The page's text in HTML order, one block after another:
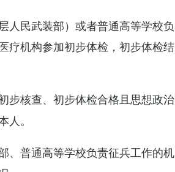
人民武装部）或者普通高等学校负
疗机构参加初步体检，初步体检结
步核查、初步体检合格且思想政治
。
、普通高等学校负责征兵工作的机